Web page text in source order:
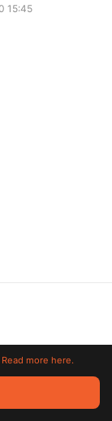
15:45
All trademarks
Read more here.